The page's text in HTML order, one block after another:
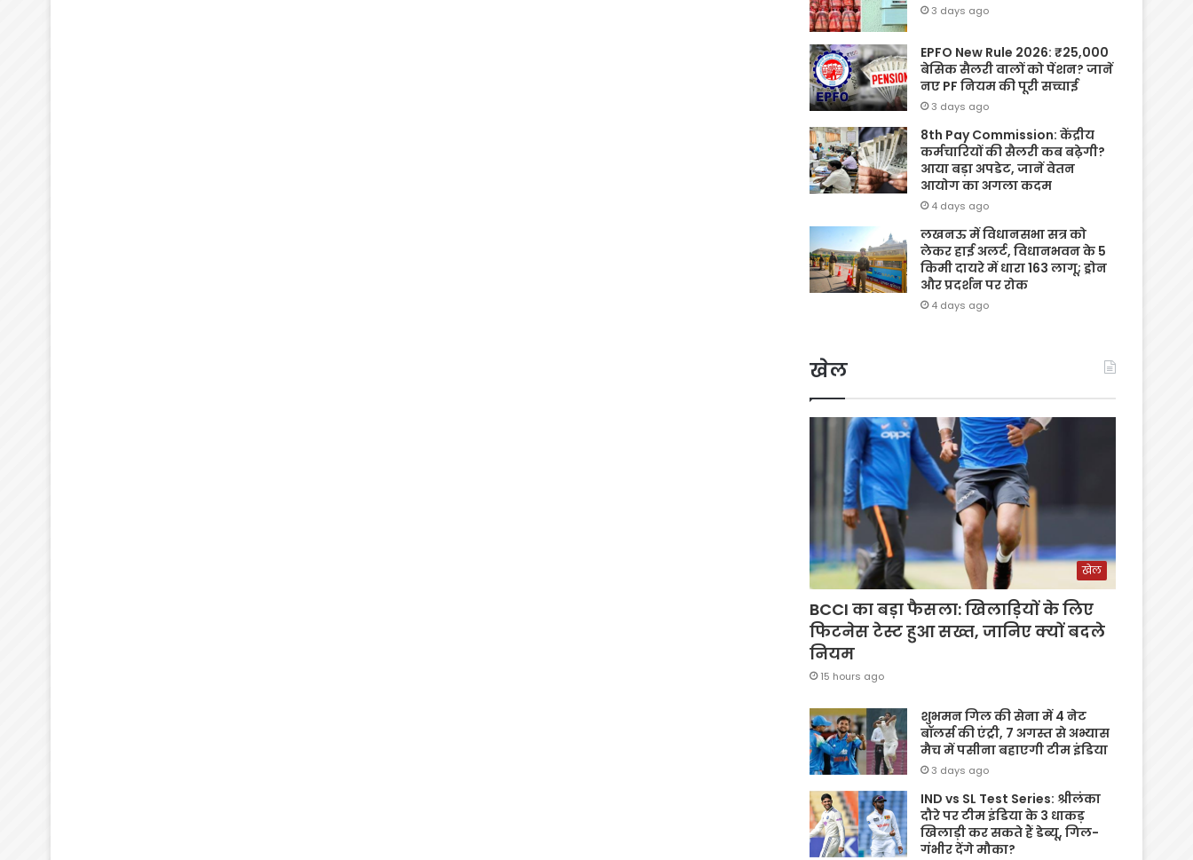
3 days ago
EPFO New Rule 2026: ₹25,000
बेसिक सैलरी वालों को पेंशन? जानें
नए PF नियम की पूरी सच्चाई
3 days ago
8th Pay Commission: केंद्रीय
कर्मचारियों की सैलरी कब बढ़ेगी?
आया बड़ा अपडेट, जानें वेतन
आयोग का अगला कदम
4 days ago
लखनऊ में विधानसभा सत्र को
लेकर हाई अलर्ट, विधानभवन के 5
किमी दायरे में धारा 163 लागू; ड्रोन
और प्रदर्शन पर रोक
4 days ago
खेल
खेल
BCCI का बड़ा फैसला: खिलाड़ियों के लिए
फिटनेस टेस्ट हुआ सख्त, जानिए क्यों बदले
नियम
15 hours ago
शुभमन गिल की सेना में 4 नेट
बॉलर्स की एंट्री, 7 अगस्त से अभ्यास
मैच में पसीना बहाएगी टीम इंडिया
3 days ago
IND vs SL Test Series: श्रीलंका
दौरे पर टीम इंडिया के 3 धाकड़
खिलाड़ी कर सकते हैं डेब्यू, गिल-
गंभीर देंगे मौका?